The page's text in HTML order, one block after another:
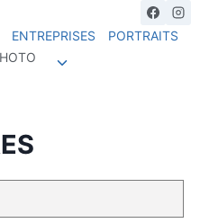
ENTREPRISES
PORTRAITS